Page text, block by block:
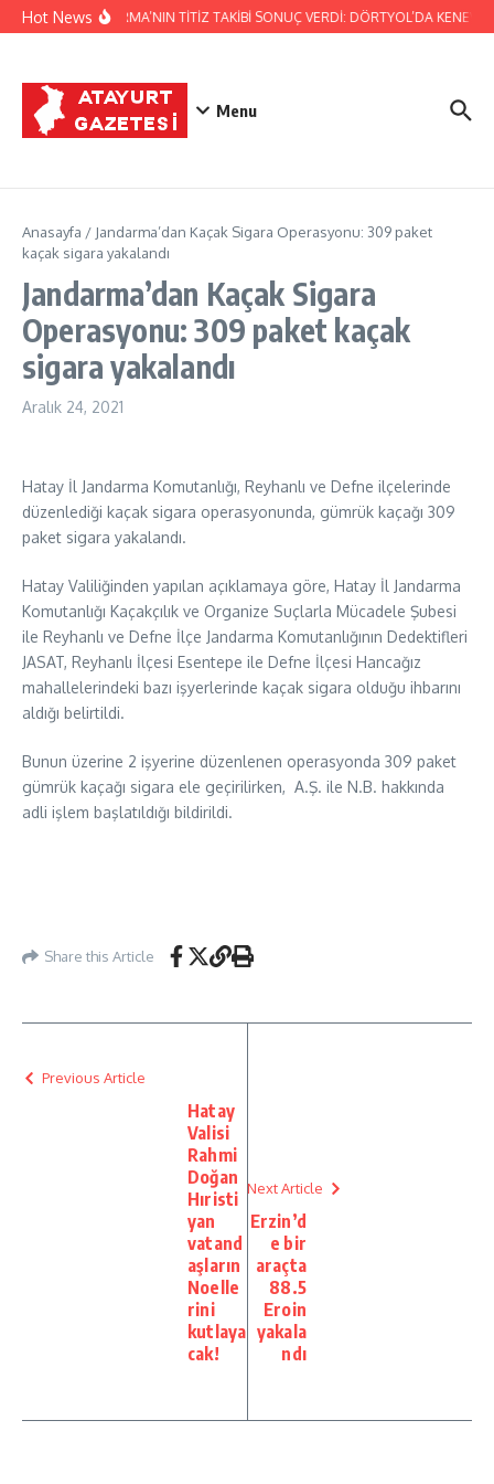
İçeriğe atla
Hot NewsJANDARMA’NIN TİTİZ TAKİBİ SONUÇ VERDİ: DÖRTYOL’DA KENEVİR
Menu
Anasayfa / Jandarma’dan Kaçak Sigara Operasyonu: 309 paket
kaçak sigara yakalandı
Jandarma’dan Kaçak Sigara
Operasyonu: 309 paket kaçak
sigara yakalandı
Aralık 24, 2021
Hatay İl Jandarma Komutanlığı, Reyhanlı ve Defne ilçelerinde
düzenlediği kaçak sigara operasyonunda, gümrük kaçağı 309
paket sigara yakalandı.
Hatay Valiliğinden yapılan açıklamaya göre, Hatay İl Jandarma
Komutanlığı Kaçakçılık ve Organize Suçlarla Mücadele Şubesi
ile Reyhanlı ve Defne İlçe Jandarma Komutanlığının Dedektifleri
JASAT, Reyhanlı İlçesi Esentepe ile Defne İlçesi Hancağız
mahallelerindeki bazı işyerlerinde kaçak sigara olduğu ihbarını
aldığı belirtildi.
Bunun üzerine 2 işyerine düzenlenen operasyonda 309 paket
gümrük kaçağı sigara ele geçirilirken, A.Ş. ile N.B. hakkında
adli işlem başlatıldığı bildirildi.
Share this Article
Previous Article
Hatay
Valisi
Rahmi
Doğan
Hıristi
yan
vatand
aşların
Noelle
rini
kutlaya
cak!
Next Article
Erzin’d
e bir
araçta
88.5
Eroin
yakala
ndı